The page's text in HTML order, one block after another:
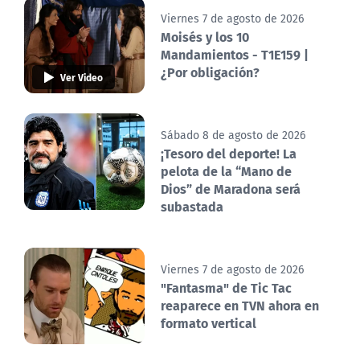
Ver Video
Viernes 7 de agosto de 2026
Moisés y los 10
Mandamientos - T1E159 |
¿Por obligación?
Sábado 8 de agosto de 2026
¡Tesoro del deporte! La
pelota de la “Mano de
Dios” de Maradona será
subastada
Viernes 7 de agosto de 2026
"Fantasma" de Tic Tac
reaparece en TVN ahora en
formato vertical